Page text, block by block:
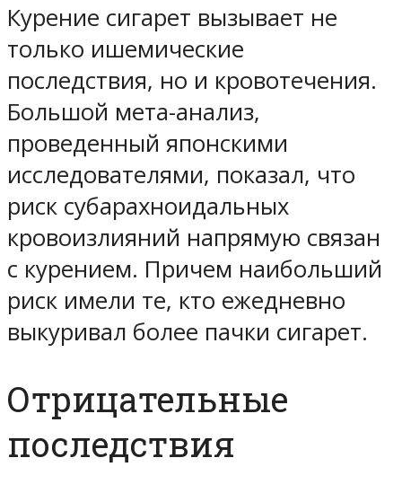
Курение сигарет вызывает не
только ишемические
последствия, но и кровотечения.
Большой мета-анализ,
проведенный японскими
исследователями, показал, что
риск субарахноидальных
кровоизлияний напрямую связан
с курением. Причем наибольший
риск имели те, кто ежедневно
выкуривал более пачки сигарет.
Отрицательные
последствия